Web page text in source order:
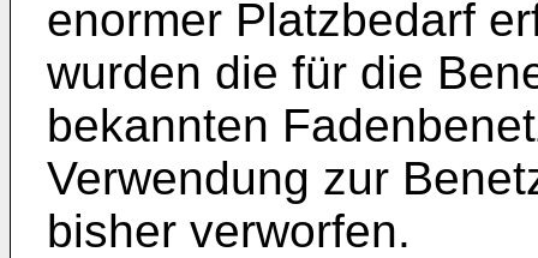
enormer Platzbedarf
wurden die für die
bekannten
Verwendung zur
bisher verworfen.